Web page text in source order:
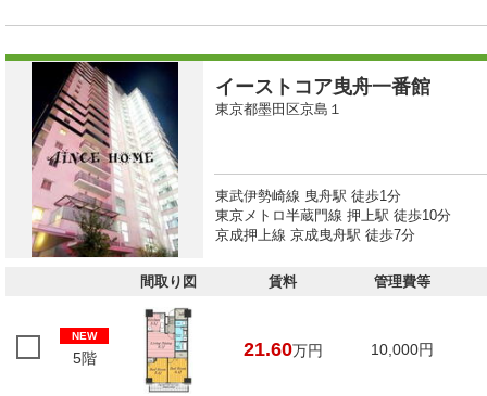
イーストコア曳舟一番館
東京都墨田区京島１
東武伊勢崎線 曳舟駅 徒歩1分
東京メトロ半蔵門線 押上駅 徒歩10分
京成押上線 京成曳舟駅 徒歩7分
間取り図 賃料 管理費等
NEW
5階 21.60万円 10,000円